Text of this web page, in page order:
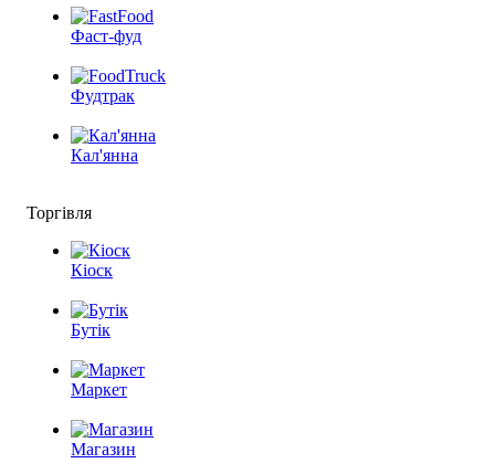
Фаст-фуд
Фудтрак
Кал'янна
Торгівля
Кіоск
Бутік
Маркет
Магазин